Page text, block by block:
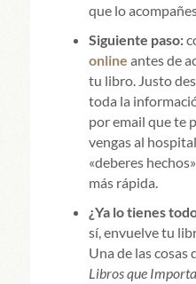
que lo
Siguiente paso:
online antes de
tu libro. Justo
toda la
por email que te
vengas al
«deberes
más rápida.
¿Ya lo tienes
sí, envuelve tu
Una de las cosas
Libros que